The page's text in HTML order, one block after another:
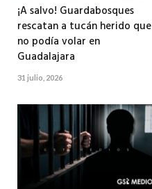
¡A salvo! Guardabosques
rescatan a tucán herido que
no podía volar en
Guadalajara
31 julio, 2026